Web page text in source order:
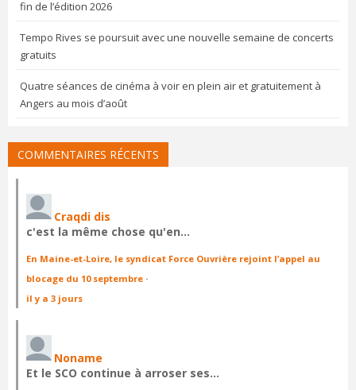
fin de l’édition 2026
Tempo Rives se poursuit avec une nouvelle semaine de concerts
gratuits
Quatre séances de cinéma à voir en plein air et gratuitement à
Angers au mois d’août
COMMENTAIRES RÉCENTS
Craqdi dis
c'est la même chose qu'en…
En Maine-et-Loire, le syndicat Force Ouvrière rejoint l’appel au
blocage du 10 septembre ·
il y a 3 jours
Noname
Et le SCO continue à arroser ses…